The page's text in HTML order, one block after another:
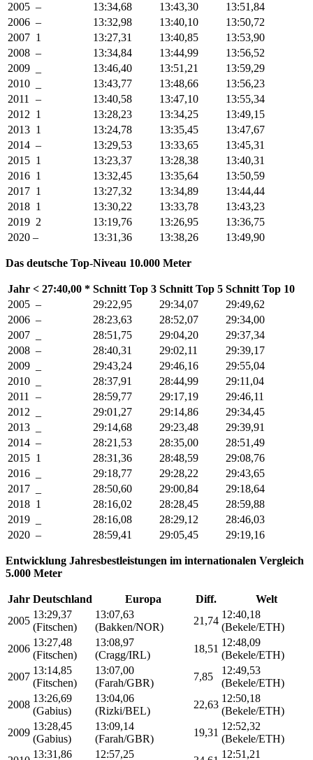
2005 – 13:34,68 13:43,30
13:51,84
2006 – 13:32,98 13:40,10
13:50,72
2007 1 13:27,31 13:40,85
13:53,90
2008 – 13:34,84 13:44,99
13:56,52
2009
13:46,40 13:51,21
13:59,29
2010
13:43,77 13:48,66
13:56,23
2011
– 13:40,58 13:47,10
13:55,34
2012 1 13:28,23 13:34,25
13:49,15
2013 1 13:24,78 13:35,45
13:47,67
2014 – 13:29,53 13:33,65
13:45,31
2015 1 13:23,37 13:28,38
13:40,31
2016 1 13:32,45 13:35,64
13:50,59
2017 1 13:27,32 13:34,89
13:44,44
2018 1 13:30,22 13:33,78
13:43,23
2019 2 13:19,76 13:26,95
13:36,75
2020 – 13:31,36 13:38,26 13:49,90
Das deutsche Top­-Niveau 10.000 Meter
Jahr < 27:40,00 * Schnitt Top 3 Schnitt Top 5 Schnitt Top 10
2005 – 29:22,95 29:34,07
29:49,62
2006 – 28:23,63 28:52,07
29:34,00
2007
28:51,75 29:04,20
29:37,34
2008 – 28:40,31 29:02,11
29:39,17
2009
29:43,24 29:46,16
29:55,04
2010
28:37,91 28:44,99
29:11,04
2011
– 28:59,77 29:17,19
29:46,11
2012
29:01,27 29:14,86
29:34,45
2013
29:14,68 29:23,48
29:39,91
2014 – 28:21,53 28:35,00
28:51,49
2015 1 28:31,36 28:48,59
29:08,76
2016
29:18,77 29:28,22
29:43,65
2017
28:50,60 29:00,84
29:18,64
2018 1 28:16,02 28:28,45
28:59,88
2019
28:16,08 28:29,12
28:46,03
2020 – 28:59,41 29:05,45 29:19,16
Entwicklung Jahresbestleistungen im internationalen Vergleich
5.000 Meter
Jahr Deutschland Europa Diff.
Welt
2005
13:29,37
(Fitschen)
13:07,63
(Bakken/NOR)
21,74
12:40,18
(Bekele/ETH)
2006
13:27,48
(Fitschen)
13:08,97
(Cragg/IRL)
18,51
12:48,09
(Bekele/ETH)
2007
13:14,85
(Fitschen)
13:07,00
(Farah/GBR)
7,85
12:49,53
(Bekele/ETH)
2008
13:26,69
(Gabius)
13:04,06
(Rizki/BEL)
22,63
12:50,18
(Bekele/ETH)
2009
13:28,45
(Gabius)
13:09,14
(Farah/GBR)
19,31
12:52,32
(Bekele/ETH)
13:31,86 12:57,25 12:51,21